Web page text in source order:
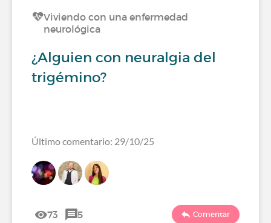
Viviendo con una enfermedad
neurológica
¿Alguien con neuralgia del
trigémino?
Último comentario: 29/10/25
73 5 Comentar